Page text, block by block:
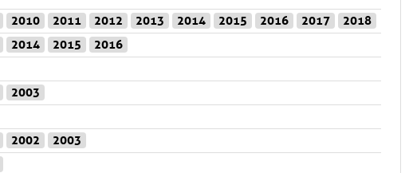
2010 2011 2012 2013 2014 2015 2016 2017
2018
2014 2015
2016
2003
2002
2003